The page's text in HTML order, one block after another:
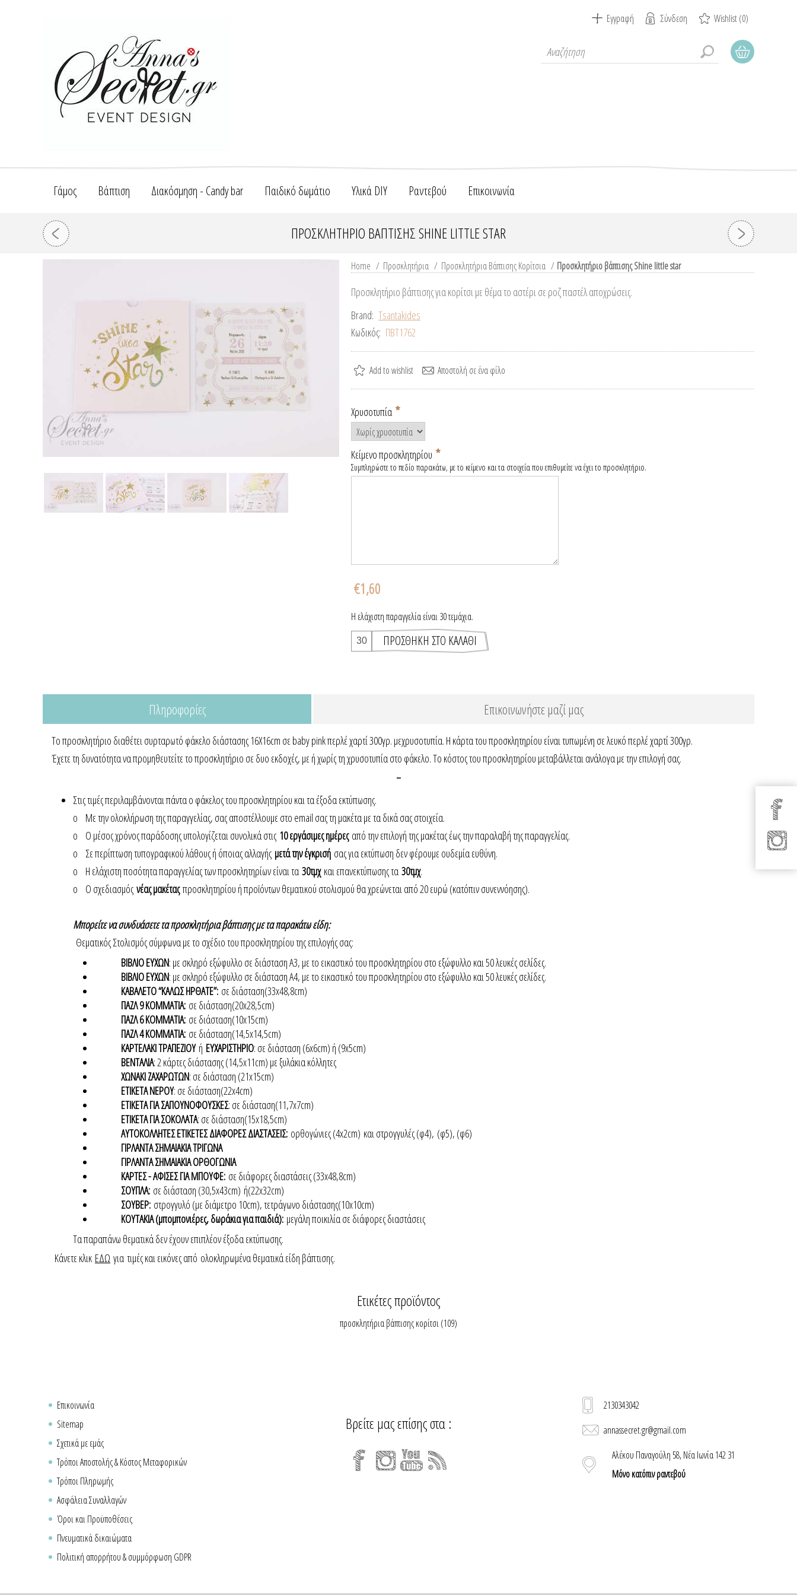
Εγγραφή Σύνδεση Wishlist(0)
Γάμος Βάπτιση Διακόσμηση - Candy bar Παιδικό δωμάτιο Υλικά DIY Ραντεβού Επικοινωνία
ΠΡΟΣΚΛΗΤΉΡΙΟ ΒΆΠΤΙΣΗΣ SHINE LITTLE STAR
Home / Προσκλητήρια / Προσκλητήρια Βάπτισης Κορίτσια / Προσκλητήριο βάπτισης Shine little star
Προσκλητήριο βάπτισης για κορίτσι με θέμα το αστέρι σε ροζ παστέλ αποχρώσεις.
Brand: Tsantakides
Κωδικός: ΠΒΤ1762
Χρυσοτυπία *
Κείμενο προσκλητηρίου *
Συμπληρώστε το πεδίο παρακάτω, με το κείμενο και τα στοιχεία που επιθυμείτε να έχει το προσκλητήριο.
€1,60
Η ελάχιστη παραγγελία είναι 30 τεμάχια.
Πληροφορίες Επικοινωνήστε μαζί μας
Το προσκλητήριο διαθέτει συρταρωτό φάκελο διάστασης 16Χ16cm σε baby pink περλέ χαρτί 300γρ. μεχρυσοτυπία. Η κάρτα του προσκλητηρίου είναι τυπωμένη σε λευκό περλέ χαρτί 300γρ.
Έχετε τη δυνατότητα να προμηθευτείτε το προσκλητήριο σε δυο εκδοχές, με ή χωρίς τη χρυσοτυπία στο φάκελο. Το κόστος του προσκλητηρίου μεταβάλλεται ανάλογα με την επιλογή σας.
-
Στις τιμές περιλαμβάνονται πάντα ο φάκελος του προσκλητηρίου και τα έξοδα εκτύπωσης.
o Με την ολοκλήρωση της παραγγελίας, σας αποστέλλουμε στο email σας τη μακέτα με τα δικά σας στοιχεία.
o Ο μέσος χρόνος παράδοσης υπολογίζεται συνολικά στις 10 εργάσιμες ημέρες από την επιλογή της μακέτας έως την παραλαβή της παραγγελίας.
o Σε περίπτωση τυπογραφικού λάθους ή όποιας αλλαγής μετά την έγκρισή σας για εκτύπωση δεν φέρουμε ουδεμία ευθύνη.
o Η ελάχιστη ποσότητα παραγγελίας των προσκλητηρίων είναι τα 30τμχ και επανεκτύπωσης τα 30τμχ.
o Ο σχεδιασμός νέας μακέταςπροσκλητηρίου ή προϊόντων θεματικού στολισμού θα χρεώνεται από 20 ευρώ (κατόπιν συνεννόησης).
Μπορείτε να συνδυάσετε τα προσκλητήρια βάπτισης με τα παρακάτω είδη:
Θεματικός Στολισμός σύμφωνα με το σχέδιο του προσκλητηρίου της επιλογής σας:
ΒΙΒΛΙΟ ΕΥΧΩΝ: με σκληρό εξώφυλλο σε διάσταση Α3, με το εικαστικό του προσκλητηρίου στο εξώφυλλο και 50 λευκές σελίδες.
ΒΙΒΛΙΟ ΕΥΧΩΝ: με σκληρό εξώφυλλο σε διάσταση Α4, με το εικαστικό του προσκλητηρίου στο εξώφυλλο και 50 λευκές σελίδες.
ΚΑΒΑΛΕΤΟ “ΚΑΛΩΣ ΗΡΘΑΤΕ”: σε διάσταση(33x48,8cm)
ΠΑΖΛ 9 ΚΟΜΜΑΤΙΑ: σε διάσταση(20x28,5cm)
ΠΑΖΛ 6 ΚΟΜΜΑΤΙΑ: σε διάσταση(10x15cm)
ΠΑΖΛ 4 ΚΟΜΜΑΤΙΑ: σε διάσταση(14,5x14,5cm)
ΚΑΡΤΕΛΑΚΙ ΤΡΑΠΕΖΙΟΥ ή ΕΥΧΑΡΙΣΤΗΡΙΟ: σε διάσταση (6x6cm) ή (9x5cm)
ΒΕΝΤΑΛΙΑ: 2 κάρτες διάστασης (14,5x11cm) με ξυλάκια κόλλητες
ΧΩΝΑΚΙ ΖΑΧΑΡΩΤΩΝ: σε διάσταση (21x15cm)
ΕΤΙΚΕΤΑ ΝΕΡΟΥ: σε διάσταση(22x4cm)
ΕΤΙΚΕΤΑ ΓΙΑ ΣΑΠΟΥΝΟΦΟΥΣΚΕΣ: σε διάσταση(11,7x7cm)
ΕΤΙΚΕΤΑ ΓΙΑ ΣΟΚΟΛΑΤΑ: σε διάσταση(15x18,5cm)
ΑΥΤΟΚΟΛΛΗΤΕΣ ΕΤΙΚΕΤΕΣ ΔΙΑΦΟΡΕΣ ΔΙΑΣΤΑΣΕΙΣ: ορθογώνιες (4x2cm) και στρογγυλές (φ4), (φ5), (φ6)
ΓΙΡΛΑΝΤΑ ΣΗΜΑΙΑΚΙΑ ΤΡΙΓΩΝΑ
ΓΙΡΛΑΝΤΑ ΣΗΜΑΙΑΚΙΑ ΟΡΘΟΓΩΝΙΑ
ΚΑΡΤΕΣ - ΑΦΙΣΕΣ ΓΙΑ ΜΠΟΥΦΕ: σε διάφορες διαστάσεις (33x48,8cm)
ΣΟΥΠΛΑ: σε διάσταση (30,5x43cm) ή(22x32cm)
ΣΟΥΒΕΡ: στρογγυλό (με διάμετρο 10cm), τετράγωνο διάστασης(10x10cm)
ΚΟΥΤΑΚΙΑ (μπομπονιέρες, δωράκια για παιδιά): μεγάλη ποικιλία σε διάφορες διαστάσεις
Τα παραπάνω θεματικά δεν έχουν επιπλέον έξοδα εκτύπωσης.
Κάνετε κλικ ΕΔΩ για τιμές και εικόνες από ολοκληρωμένα θεματικά είδη βάπτισης.
Ετικέτες προϊόντος
προσκλητήρια βάπτισης κορίτσι(109)
Επικοινωνία
Sitemap
Σχετικά με εμάς
Τρόποι Αποστολής & Κόστος Μεταφορικών
Τρόποι Πληρωμής
Ασφάλεια Συναλλαγών
Όροι και Προϋποθέσεις
Πνευματικά δικαιώματα
Πολιτική απορρήτου & συμμόρφωση GDPR
Βρείτε μας επίσης στα :
2130343042
annassecret.gr@gmail.com
Αλέκου Παναγούλη 58, Νέα Ιωνία 142 31
Μόνο κατόπιν ραντεβού